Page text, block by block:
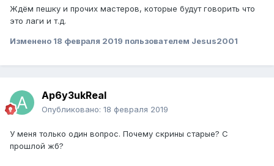
Ждём пешку и прочих мастеров, которые будут говорить что
это лаги и т.д.
Изменено 18 февраля 2019 пользователем Jesus2001
Ap6y3ukReal
Опубликовано: 18 февраля 2019
У меня только один вопрос. Почему скрины старые? С
прошлой жб?